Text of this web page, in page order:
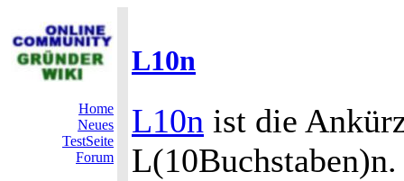
L10n
Home
Neues
TestSeite
Forum
L10n ist die
L(10Buchstaben)n.